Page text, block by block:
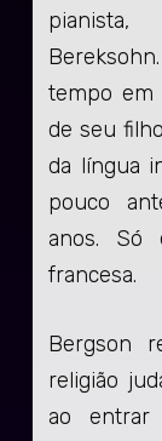
pianista,
tempo em
de seu
da língua
pouco
anos. Só
francesa.
Bergson
religião
ao